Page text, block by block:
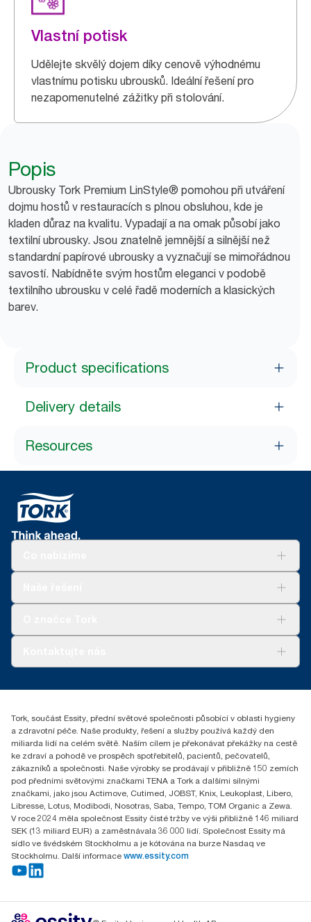
Vlastní potisk
Udělejte skvělý dojem díky cenově výhodnému
vlastnímu potisku ubrousků. Ideální řešení pro
nezapomenutelné zážitky při stolování.
Popis
Ubrousky Tork Premium LinStyle® pomohou při utváření
dojmu hostů v restauracích s plnou obsluhou, kde je
kladen důraz na kvalitu. Vypadají a na omak působí jako
textilní ubrousky. Jsou znatelně jemnější a silnější než
standardní papírové ubrousky a vyznačují se mimořádnou
savostí. Nabídněte svým hostům eleganci v podobě
textilního ubrousku v celé řadě moderních a klasických
barev.
Product specifications
Delivery details
Resources
reception.prague@essity.com
Praha 8, Karlin, Sokolovská 100/94
186 00 Česká republika
Tork, součást Essity, přední světové společnosti působící v oblasti hygieny
a zdravotní péče. Naše produkty, řešení a služby používá každý den
miliarda lidí na celém světě. Naším cílem je překonávat překážky na cestě
ke zdraví a pohodě ve prospěch spotřebitelů, pacientů, pečovatelů,
zákazníků a společnosti. Naše výrobky se prodávají v přibližně 150 zemích
pod předními světovými značkami TENA a Tork a dalšími silnými
značkami, jako jsou Actimove, Cutimed, JOBST, Knix, Leukoplast, Libero,
Libresse, Lotus, Modibodi, Nosotras, Saba, Tempo, TOM Organic a Zewa.
V roce 2024 měla společnost Essity čisté tržby ve výši přibližně 146 miliard
SEK (13 miliard EUR) a zaměstnávala 36 000 lidí. Společnost Essity má
sídlo ve švédském Stockholmu a je kótována na burze Nasdaq ve
Stockholmu. Další informace www.essity.com